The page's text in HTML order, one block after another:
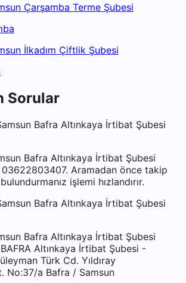
Çarşamba Terme Şubesi
İlkadım Çiftlik Şubesi
Sorular
Bafra Altınkaya İrtibat Şubesi
Bafra Altınkaya İrtibat Şubesi
03622803407. Aramadan önce takip
işlemi hızlandırır.
Bafra Altınkaya İrtibat Şubesi
Bafra Altınkaya İrtibat Şubesi
Altınkaya İrtibat Şubesi -
Türk Cd. Yıldıray
No:37/a Bafra / Samsun